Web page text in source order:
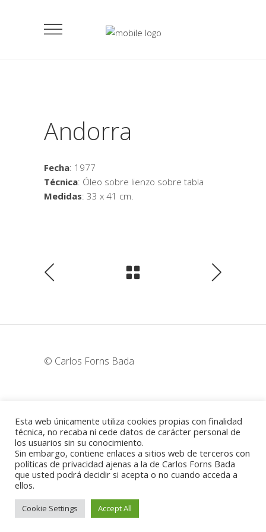
Andorra
Fecha: 1977
Técnica: Óleo sobre lienzo sobre tabla
Medidas: 33 x 41 cm.
© Carlos Forns Bada
Madrid - España
Esta web únicamente utiliza cookies propias con finalidad
técnica, no recaba ni cede datos de carácter personal de
los usuarios sin su conocimiento.
Sin embargo, contiene enlaces a sitios web de terceros con
políticas de privacidad ajenas a la de Carlos Forns Bada
que usted podrá decidir si acepta o no cuando acceda a
ellos.
Cookie Settings Accept All